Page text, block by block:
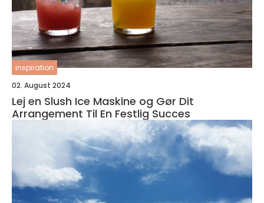
inspiration
02. August 2024
Lej en Slush Ice Maskine og Gør Dit
Arrangement Til En Festlig Succes